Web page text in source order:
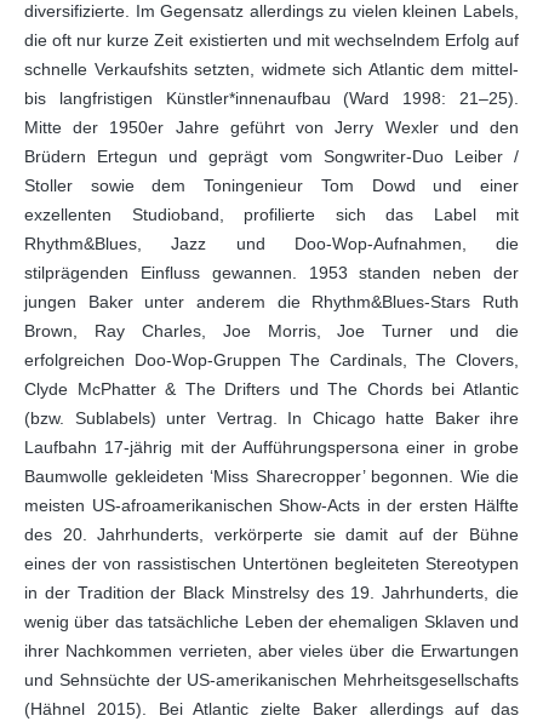
diversifizierte. Im Gegensatz allerdings zu vielen kleinen Labels,
die oft nur kurze Zeit existierten und mit wechselndem Erfolg auf
schnelle Verkaufshits setzten, widmete sich Atlantic dem mittel-
bis langfristigen Künstler*innenaufbau (Ward 1998: 21–25).
Mitte der 1950er Jahre geführt von Jerry Wexler und den
Brüdern Ertegun und geprägt vom Songwriter-Duo Leiber /
Stoller sowie dem Toningenieur Tom Dowd und einer
exzellenten Studioband, profilierte sich das Label mit
Rhythm&Blues, Jazz und Doo-Wop-Aufnahmen, die
stilprägenden Einfluss gewannen. 1953 standen neben der
jungen Baker unter anderem die Rhythm&Blues-Stars Ruth
Brown, Ray Charles, Joe Morris, Joe Turner und die
erfolgreichen Doo-Wop-Gruppen The Cardinals, The Clovers,
Clyde McPhatter & The Drifters und The Chords bei Atlantic
(bzw. Sublabels) unter Vertrag. In Chicago hatte Baker ihre
Laufbahn 17-jährig mit der Aufführungspersona einer in grobe
Baumwolle gekleideten ‘Miss Sharecropper’ begonnen. Wie die
meisten US-afroamerikanischen Show-Acts in der ersten Hälfte
des 20. Jahrhunderts, verkörperte sie damit auf der Bühne
eines der von rassistischen Untertönen begleiteten Stereotypen
in der Tradition der Black Minstrelsy des 19. Jahrhunderts, die
wenig über das tatsächliche Leben der ehemaligen Sklaven und
ihrer Nachkommen verrieten, aber vieles über die Erwartungen
und Sehnsüchte der US-amerikanischen Mehrheitsgesellschafts
(Hähnel 2015). Bei Atlantic zielte Baker allerdings auf das